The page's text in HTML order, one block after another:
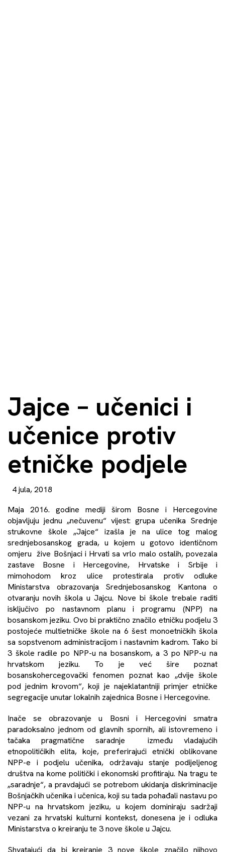
Jajce – učenici i
učenice protiv
etničke podjele
4 jula, 2018
Maja 2016. godine mediji širom Bosne i Hercegovine
objavljuju jednu „nečuvenu“ vijest: grupa učenika Srednje
strukovne škole „Jajce“ izašla je na ulice tog malog
srednjebosanskog grada, u kojem u gotovo identičnom
omjeru žive Bošnjaci i Hrvati sa vrlo malo ostalih, povezala
zastave Bosne i Hercegovine, Hrvatske i Srbije i
mimohodom kroz ulice protestirala protiv odluke
Ministarstva obrazovanja Srednjebosanskog Kantona o
otvaranju novih škola u Jajcu. Nove bi škole trebale raditi
isključivo po nastavnom planu i programu (NPP) na
bosanskom jeziku. Ovo bi praktično značilo etničku podjelu 3
postojeće multietničke škole na 6 šest monoetničkih škola
sa sopstvenom administracijom i nastavnim kadrom. Tako bi
3 škole radile po NPP-u na bosanskom, a 3 po NPP-u na
hrvatskom jeziku. To je već šire poznat
bosanskohercegovački fenomen poznat kao „dvije škole
pod jednim krovom“, koji je najeklatantniji primjer etničke
segregacije unutar lokalnih zajednica Bosne i Hercegovine.
Inače se obrazovanje u Bosni i Hercegovini smatra
paradoksalno jednom od glavnih spornih, ali istovremeno i
tačaka pragmatične saradnje između vladajućih
etnopolitičikih elita, koje, preferirajući etnički oblikovane
NPP-e i podjelu učenika, održavaju stanje podijeljenog
društva na kome politički i ekonomski profitiraju. Na tragu te
„saradnje“, a pravdajući se potrebom ukidanja diskriminacije
Bošnjačkih učenika i učenica, koji su tada pohađali nastavu po
NPP-u na hrvatskom jeziku, u kojem dominiraju sadržaji
vezani za hrvatski kulturni kontekst, donesena je i odluka
Ministarstva o kreiranju te 3 nove škole u Jajcu.
Shvatajući da bi kreiranje 3 nove škole značilo njihovo